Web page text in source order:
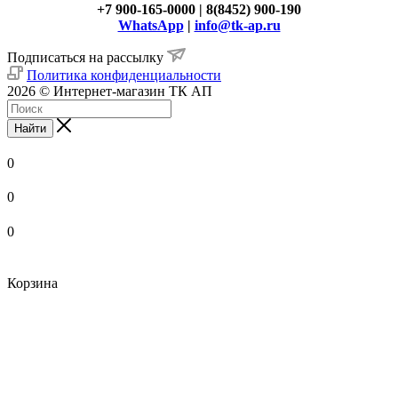
+7 900-165-0000 | 8(8452) 900-190
WhatsApp| info@tk-ap.ru
Подписаться на рассылку
Политика конфиденциальности
2026 © Интернет-магазин ТК АП
Найти
0
0
0
Корзина